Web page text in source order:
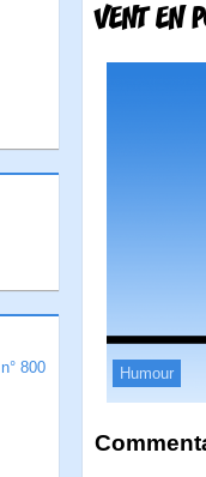
800
VENT EN
Humour